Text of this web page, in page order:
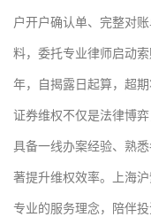
户开户确认单、完整对
料，委托专业律师启动
年，自揭露日起算，超期
证券维权不仅是法律博
具备一线办案经验、熟
著提升维权效率。上海
专业的服务理念，陪伴